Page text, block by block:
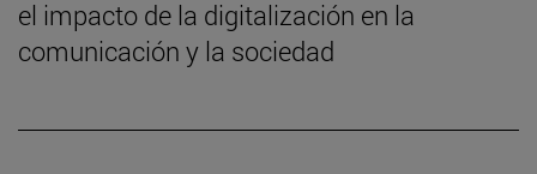
el impacto de la digitalización en la
comunicación y la sociedad